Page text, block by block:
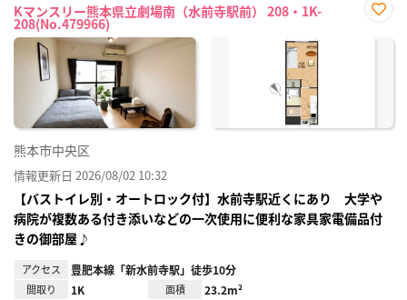
Kマンスリー熊本県立劇場南（水前寺駅前） 208・1K-
208(No.479966)
に入
熊本市中央区
情報更新日 2026/08/02 10:32
【バストイレ別・オートロック付】水前寺駅近くにあり 大学や
病院が複数ある付き添いなどの一次使用に便利な家具家電備品付
きの御部屋♪
アクセス 豊肥本線「新水前寺駅」徒歩10分
間取り 1K 面積 23.2m²